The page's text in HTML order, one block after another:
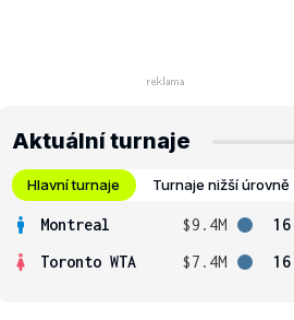
Aktuální turnaje
Hlavní turnaje Turnaje nižší úrovně
Montreal $9.4M
16
Toronto WTA
$7.4M 16